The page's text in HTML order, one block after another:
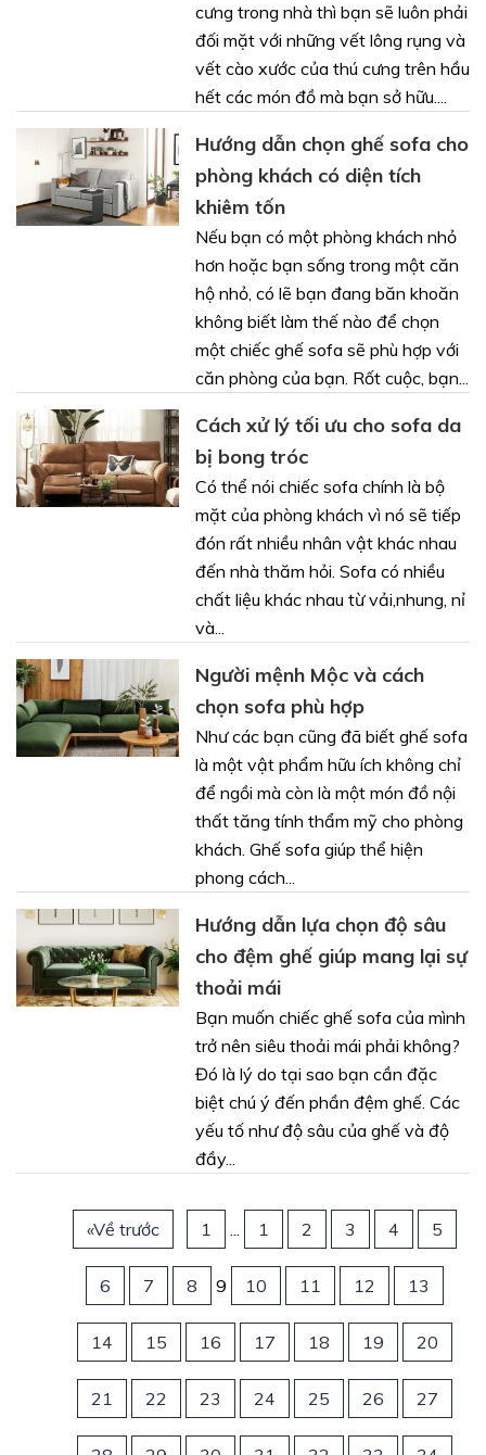
cưng trong nhà thì bạn sẽ luôn phải
đối mặt với những vết lông rụng và
vết cào xước của thú cưng trên hầu
hết các món đồ mà bạn sở hữu....
Hướng dẫn chọn ghế sofa cho
phòng khách có diện tích
khiêm tốn
Nếu bạn có một phòng khách nhỏ
hơn hoặc bạn sống trong một căn
hộ nhỏ, có lẽ bạn đang băn khoăn
không biết làm thế nào để chọn
một chiếc ghế sofa sẽ phù hợp với
căn phòng của bạn. Rốt cuộc, bạn...
Cách xử lý tối ưu cho sofa da
bị bong tróc
Có thể nói chiếc sofa chính là bộ
mặt của phòng khách vì nó sẽ tiếp
đón rất nhiều nhân vật khác nhau
đến nhà thăm hỏi. Sofa có nhiều
chất liệu khác nhau từ vải,nhung, nỉ
và...
Người mệnh Mộc và cách
chọn sofa phù hợp
Như các bạn cũng đã biết ghế sofa
là một vật phẩm hữu ích không chỉ
để ngồi mà còn là một món đồ nội
thất tăng tính thẩm mỹ cho phòng
khách. Ghế sofa giúp thể hiện
phong cách...
Hướng dẫn lựa chọn độ sâu
cho đệm ghế giúp mang lại sự
thoải mái
Bạn muốn chiếc ghế sofa của mình
trở nên siêu thoải mái phải không?
Đó là lý do tại sao bạn cần đặc
biệt chú ý đến phần đệm ghế. Các
yếu tố như độ sâu của ghế và độ
đầy...
«Về trước 1 ... 1 2 3 4 5
6 7 8 9 10 11 12 13
14 15 16 17 18 19 20
21 22 23 24 25 26 27